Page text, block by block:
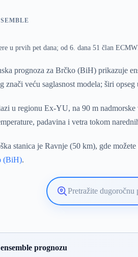
u prvih pet dana; od 6. dana 51 član
prognoza za Brčko (BiH) prikazuje
znači veću saglasnost modela; širi
u regionu Ex-YU, na 90 m
padavina i vetra tokom
stanica je Ravnje (50 km), gde
(BiH).
Pretražite
lokaciju
prognozu